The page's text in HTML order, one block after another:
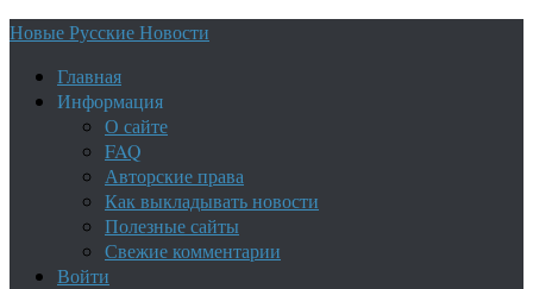
Новые Русские Новости
Главная
Информация
О сайте
FAQ
Авторские права
Как выкладывать новости
Полезные сайты
Свежие комментарии
Войти